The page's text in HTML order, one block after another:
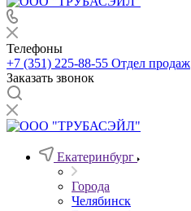
Телефоны
+7 (351) 225-88-55 Отдел продаж
Заказать звонок
Екатеринбург
Города
Челябинск